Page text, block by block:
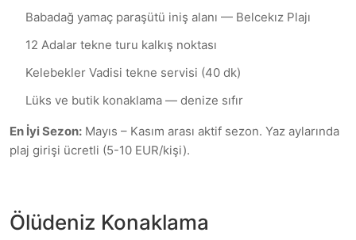
Babadağ yamaç paraşütü iniş alanı — Belcekız Plajı
12 Adalar tekne turu kalkış noktası
Kelebekler Vadisi tekne servisi (40 dk)
Lüks ve butik konaklama — denize sıfır
En İyi Sezon: Mayıs – Kasım arası aktif sezon. Yaz aylarında
plaj girişi ücretli (5-10 EUR/kişi).
Ölüdeniz Konaklama